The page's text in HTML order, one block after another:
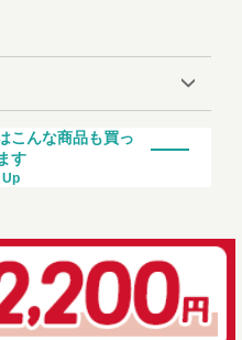
こんな商品も買っ
す
Up